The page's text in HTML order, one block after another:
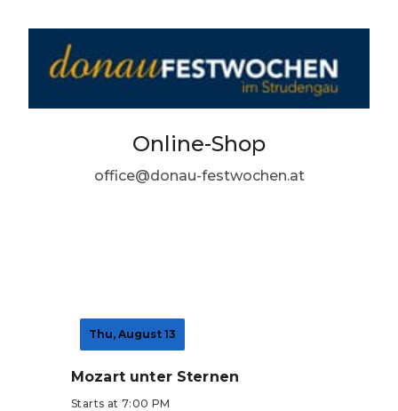
Online-Shop
office@donau-festwochen.at
Thu, August 13
Mozart unter Sternen
Starts at 7:00 PM